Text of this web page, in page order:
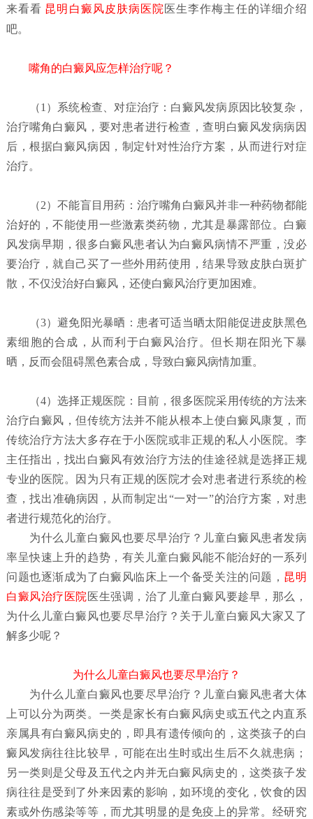
来看看 昆明白癜风皮肤病医院 医生李作梅主任的详细介绍
吧。
嘴角的白癜风应怎样治疗呢？
（1）系统检查、对症治疗： 白癜风发病原因比较复杂，
治疗嘴角白癜风，要对患者进行检查，查明白癜风发病病因
后，根据白癜风病因，制定针对性治疗方案，从而进行对症
治疗。
（2）不能盲目用药： 治疗嘴角白癜风并非一种药物都能
治好的，不能使用一些激素类药物，尤其是暴露部位。白癜
风发病早期，很多白癜风患者认为白癜风病情不严重，没必
要治疗，就自己买了一些外用药使用，结果导致皮肤白斑扩
散，不仅没治好白癜风，还使白癜风治疗更加困难。
（3）避免阳光暴晒： 患者可适当晒太阳能促进皮肤黑色
素细胞的合成，从而利于白癜风治疗。但长期在阳光下暴
晒，反而会阻碍黑色素合成，导致白癜风病情加重。
（4）选择正规医院： 目前，很多医院采用传统的方法来
治疗白癜风，但传统方法并不能从根本上使白癜风康复，而
传统治疗方法大多存在于小医院或非正规的私人小医院。李
主任指出，找出白癜风有效治疗方法的佳途径就是选择正规
专业的医院。因为只有正规的医院才会对患者进行系统的检
查，找出准确病因，从而制定出“一对一”的治疗方案，对患
者进行规范化的治疗。
为什么儿童白癜风也要尽早治疗？ 儿童白癜风患者发病
率呈快速上升的趋势，有关儿童白癜风能不能治好的一系列
问题也逐渐成为了白癜风临床上一个备受关注的问题， 昆明
白癜风治疗医院 医生强调，治了儿童白癜风要趁早，那么，
为什么儿童白癜风也要尽早治疗？关于儿童白癜风大家又了
解多少呢？
为什么儿童白癜风也要尽早治疗？
为什么儿童白癜风也要尽早治疗？ 儿童白癜风患者大体
上可以分为两类。一类是家长有白癜风病史或五代之内直系
亲属具有白癜风病史的，即具有遗传倾向的，这类孩子的白
癜风发病往往比较早，可能在出生时或出生后不久就患病；
另一类则是父母及五代之内并无白癜风病史的，这类孩子发
病往往是受到了外来因素的影响，如环境的变化，饮食的因
素或外伤感染等等，而尤其明显的是免疫上的异常。经研究